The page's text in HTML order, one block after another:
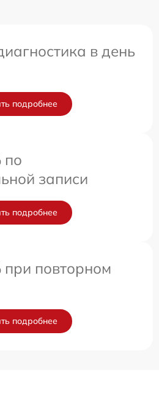
в день
подробнее
по
записи
подробнее
повторном
подробнее